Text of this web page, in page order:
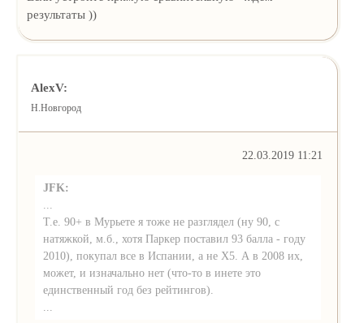
результаты ))
AlexV:
Н.Новгород
22.03.2019 11:21
JFK:
Т.е. 90+ в Мурьете я тоже не разглядел (ну 90, с
натяжкой, м.б., хотя Паркер поставил 93 балла - году
2010), покупал все в Испании, а не Х5. А в 2008 их,
может, и изначально нет (что-то в инете это
единственный год без рейтингов).